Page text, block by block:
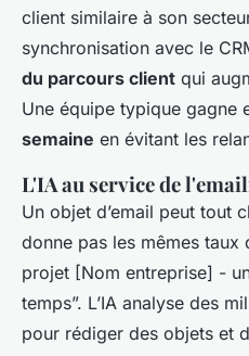
client similaire à son
synchronisation avec le
du parcours client qui
Une équipe typique gagne
semaine en évitant les
L'IA au service de
Un objet d’email peut tout
donne pas les mêmes taux
projet [Nom entreprise] -
temps”. L’IA analyse des
pour rédiger des objets et